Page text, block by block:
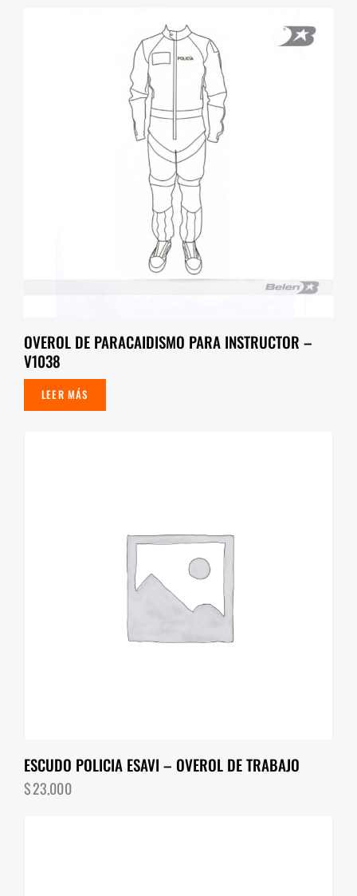
OVEROL DE PARACAIDISMO PARA INSTRUCTOR –
V1038
LEER MÁS
ESCUDO POLICIA ESAVI – OVEROL DE TRABAJO
$23,000